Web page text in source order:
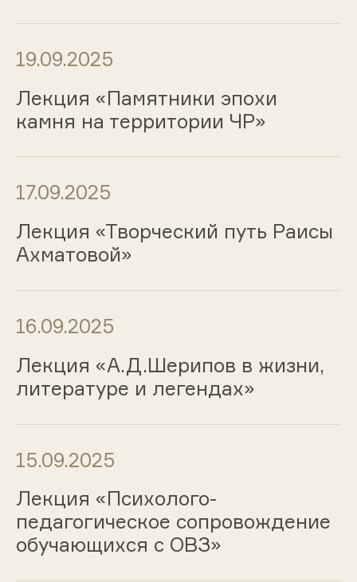
19.09.2025
Лекция «Памятники эпохи
камня на территории ЧР»
17.09.2025
Лекция «Творческий путь Раисы
Ахматовой»
16.09.2025
Лекция «А.Д.Шерипов в жизни,
литературе и легендах»
15.09.2025
Лекция «Психолого-
педагогическое сопровождение
обучающихся с ОВЗ»